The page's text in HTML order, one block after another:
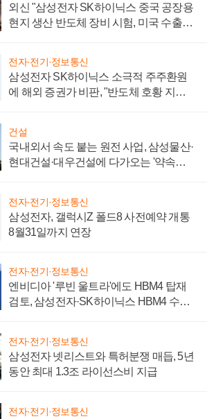
외신 "삼성전자 SK하이닉스 중국 공장용
현지 생산 반도체 장비 시험, 미국 수출통
전자·전기·정보통신
삼성전자 SK하이닉스 소극적 주주환원
에 해외 증권가 비판, "반도체 호황 지속
건설
국내외서 속도 붙는 원전 사업, 삼성물산·
현대건설·대우건설에 다가오는 '약속의
전자·전기·정보통신
삼성전자, 갤럭시Z 폴드8 사전예약 개통
8월31일까지 연장
전자·전기·정보통신
엔비디아 '루빈 울트라'에도 HBM4 탑재
검토, 삼성전자·SK하이닉스 HBM4 수율
전자·전기·정보통신
삼성전자 넷리스트와 특허분쟁 매듭, 5년
동안 최대 1.3조 라이선스비 지급
전자·전기·정보통신